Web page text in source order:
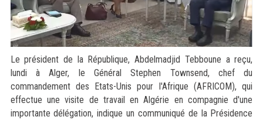
Le président de la République, Abdelmadjid Tebboune a reçu,
lundi à Alger, le Général Stephen Townsend, chef du
commandement des Etats-Unis pour l'Afrique (AFRICOM), qui
effectue une visite de travail en Algérie en compagnie d'une
importante délégation, indique un communiqué de la Présidence